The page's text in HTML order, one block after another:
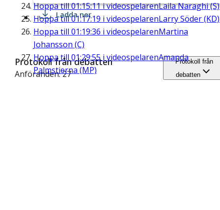
Hoppa till01:15:11i videospelarenLaila Naraghi (S)
Hoppa till01:17:19 i videospelarenLarry Söder (KD)
Hoppa till 01:19:36 i videospelarenMartina
Johansson (C)
Hoppa till 01:29:55 i videospelarenAmanda
Palmstierna (MP)
Ladda ner
Protokoll från debatten
Anföranden: 27
Protokoll från
debatten